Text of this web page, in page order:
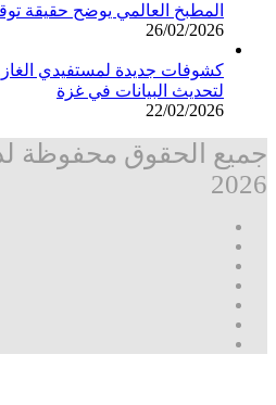
المطبخ العالمي يوضح حقيقة
26/02/2026
كشوفات جديدة لمستفيدي
لتحديث البيانات في غزة
22/02/2026
جميع الحقوق محفوظة
2026